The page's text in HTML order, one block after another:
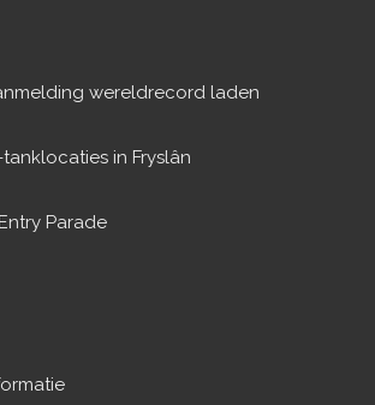
wereldrecord laden
in Fryslân
Parade